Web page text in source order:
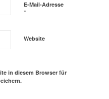
E-Mail-Adresse
*
Website
in diesem Browser für